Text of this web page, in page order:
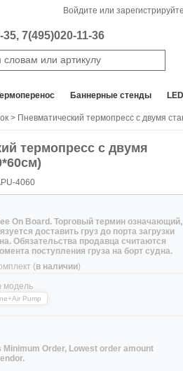
Войдите или
35, 7(495)020-11-36
Баннерные стенды
> Пневматический термопресс с двумя
термопресс с двумя
4060
(в наличии)
модель
Pump